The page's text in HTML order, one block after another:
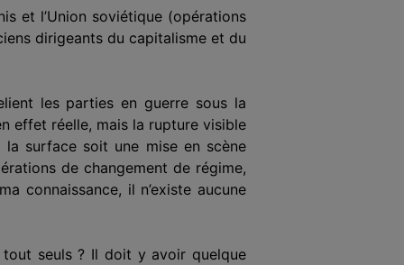
et l’Union soviétique (opérations
dirigeants du capitalisme et du
les parties en guerre sous la
effet réelle, mais la rupture visible
surface soit une mise en scène
de changement de régime,
connaissance, il n’existe aucune
tout seuls ? Il doit y avoir quelque